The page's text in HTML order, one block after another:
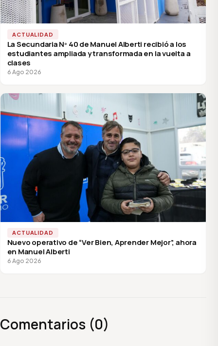
ACTUALIDAD
La Secundaria Nº 40 de Manuel Alberti recibió a los
estudiantes ampliada y transformada en la vuelta a
clases
6 Ago 2026
ACTUALIDAD
Nuevo operativo de “Ver Bien, Aprender Mejor”, ahora
en Manuel Alberti
6 Ago 2026
Comentarios (0)